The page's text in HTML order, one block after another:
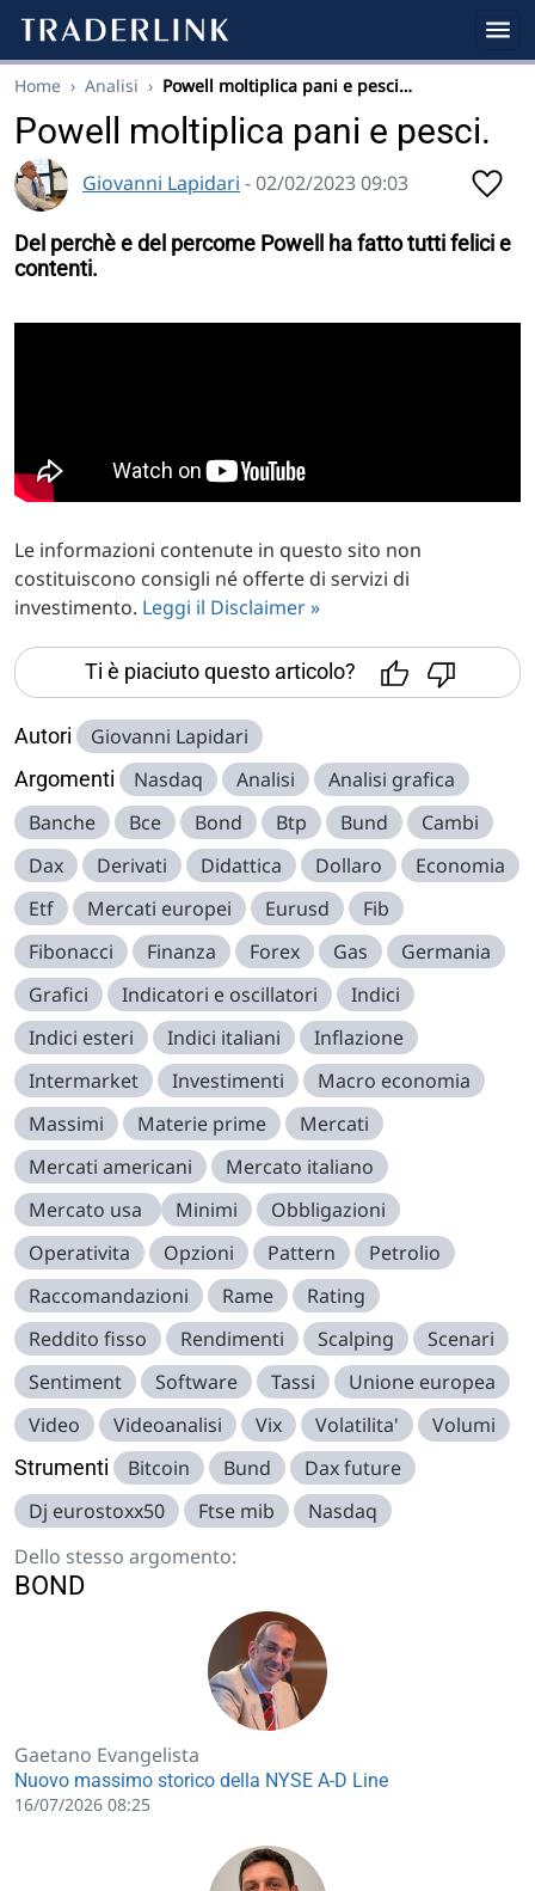
Home › Analisi › Powell moltiplica pani e pesci…
Powell moltiplica pani e pesci.
Giovanni Lapidari - 02/02/2023 09:03
Del perchè e del percome Powell ha fatto tutti felici e
contenti.
Le informazioni contenute in questo sito non
costituiscono consigli né offerte di servizi di
investimento. Leggi il Disclaimer »
Ti è piaciuto questo articolo?
Autori Giovanni Lapidari
Argomenti Nasdaq Analisi
Analisi grafica
Banche
Bce Bond Btp Bund
Cambi
Dax
Derivati Didattica Dollaro
Economia
Etf
Mercati europei Eurusd
Fib
Fibonacci
Finanza Forex Gas
Germania
Grafici
Indicatori e oscillatori
Indici
Indici esteri
Indici italiani
Inflazione
Intermarket
Investimenti
Macro economia
Massimi
Materie prime
Mercati
Mercati americani
Mercato italiano
Mercato usa
Minimi
Obbligazioni
Operativita
Opzioni Pattern
Petrolio
Raccomandazioni
Rame
Rating
Reddito fisso
Rendimenti Scalping
Scenari
Sentiment
Software Tassi
Unione europea
Video
Videoanalisi Vix Volatilita' Volumi
Strumenti Bitcoin Bund
Dax future
Dj eurostoxx50
Ftse mib
Nasdaq
Dello stesso argomento:
BOND
Gaetano Evangelista
Nuovo massimo storico della NYSE A-D Line
16/07/2026 08:25